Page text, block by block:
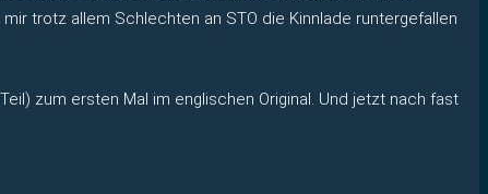
trotz allem Schlechten an STO die Kinnlade runtergefallen
zum ersten Mal im englischen Original. Und jetzt nach fast